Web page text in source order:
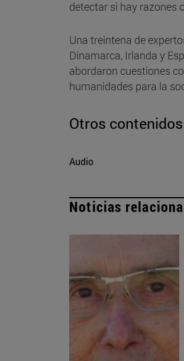
detectar si hay razones
Una treintena de
Dinamarca, Irlanda y
abordaron cuestiones
humanidades para la
Otros
Audio
Noticias